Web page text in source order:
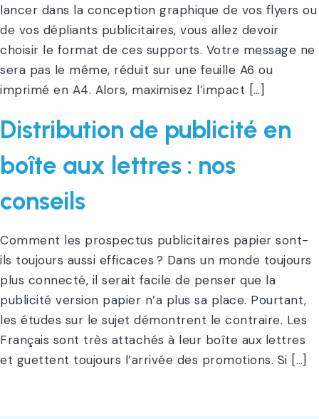
lancer dans la conception graphique de vos flyers ou
de vos dépliants publicitaires, vous allez devoir
choisir le format de ces supports. Votre message ne
sera pas le même, réduit sur une feuille A6 ou
imprimé en A4. Alors, maximisez l’impact […]
Distribution de publicité en
boîte aux lettres : nos
conseils
Comment les prospectus publicitaires papier sont-
ils toujours aussi efficaces ? Dans un monde toujours
plus connecté, il serait facile de penser que la
publicité version papier n’a plus sa place. Pourtant,
les études sur le sujet démontrent le contraire. Les
Français sont très attachés à leur boîte aux lettres
et guettent toujours l’arrivée des promotions. Si […]